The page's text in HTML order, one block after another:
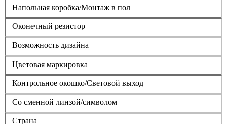
Напольная коробка/Монтаж в пол
Оконечный резистор
Возможность дизайна
Цветовая маркировка
Контрольное окошко/Световой выход
Со сменной линзой/символом
Страна